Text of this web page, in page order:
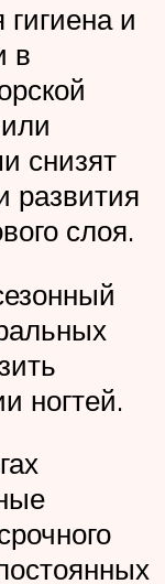
и
в
снизят
развития
слоя.
ногтей.